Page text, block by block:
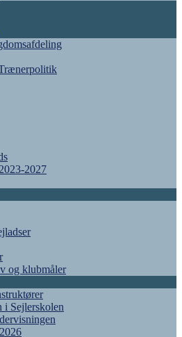
2027
og klubmåler
i Sejlerskolen